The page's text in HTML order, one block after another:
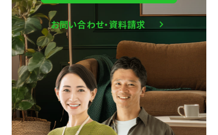
お問い合わせ・資料請求